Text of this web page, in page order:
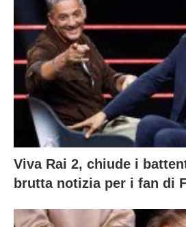
Viva Rai 2, chiude i
brutta notizia per i fan di